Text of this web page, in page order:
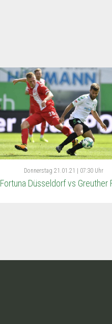
Donnerstag 21.01.21 | 07:30 Uhr
Fortuna Düsseldorf vs Greuther